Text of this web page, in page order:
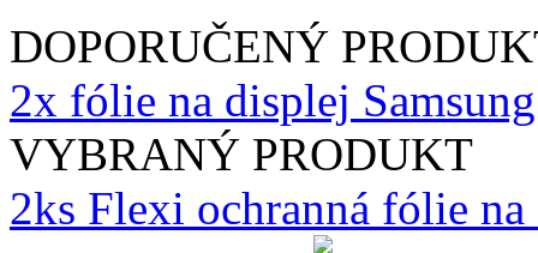
DOPORUČENÝ
2x fólie na displej
VYBRANÝ PRODUKT
2ks Flexi ochranná fólie